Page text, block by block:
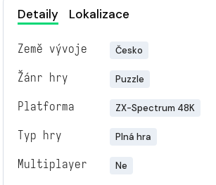
Detaily Lokalizace
Země vývoje Česko
Žánr hry Puzzle
Platforma ZX-Spectrum 48K
Typ hry Plná hra
Multiplayer Ne